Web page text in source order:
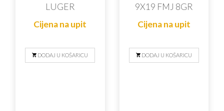
LUGER
Cijena na upit
DODAJ U KOŠARICU
9X19 FMJ 8GR
Cijena na upit
DODAJ U KOŠARICU